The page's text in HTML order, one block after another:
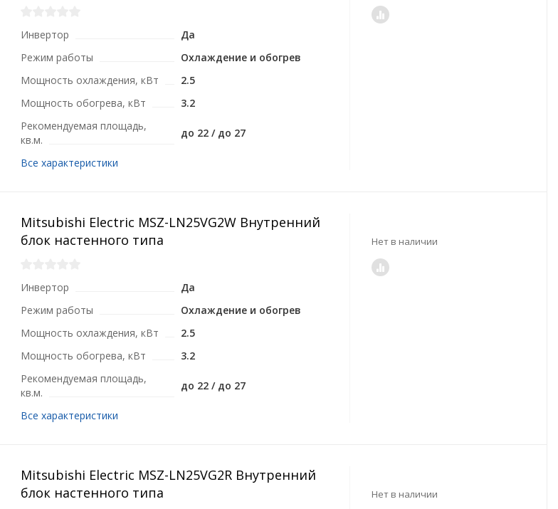
Инвертор
Да
Режим работы
Охлаждение и обогрев
Мощность охлаждения, кВт
2.5
Мощность обогрева, кВт
3.2
Рекомендуемая площадь,
кв.м.
до 22 / до 27
Все характеристики
Mitsubishi Electric MSZ-LN25VG2W Внутренний
блок настенного типа
Инвертор
Да
Режим работы
Охлаждение и обогрев
Мощность охлаждения, кВт
2.5
Мощность обогрева, кВт
3.2
Рекомендуемая площадь,
кв.м.
до 22 / до 27
Все характеристики
Нет в наличии
Mitsubishi Electric MSZ-LN25VG2R Внутренний
блок настенного типа
Нет в наличии